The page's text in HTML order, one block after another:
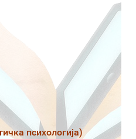
психологија)